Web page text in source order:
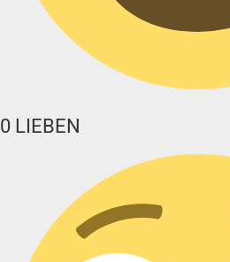
0 LIEBEN